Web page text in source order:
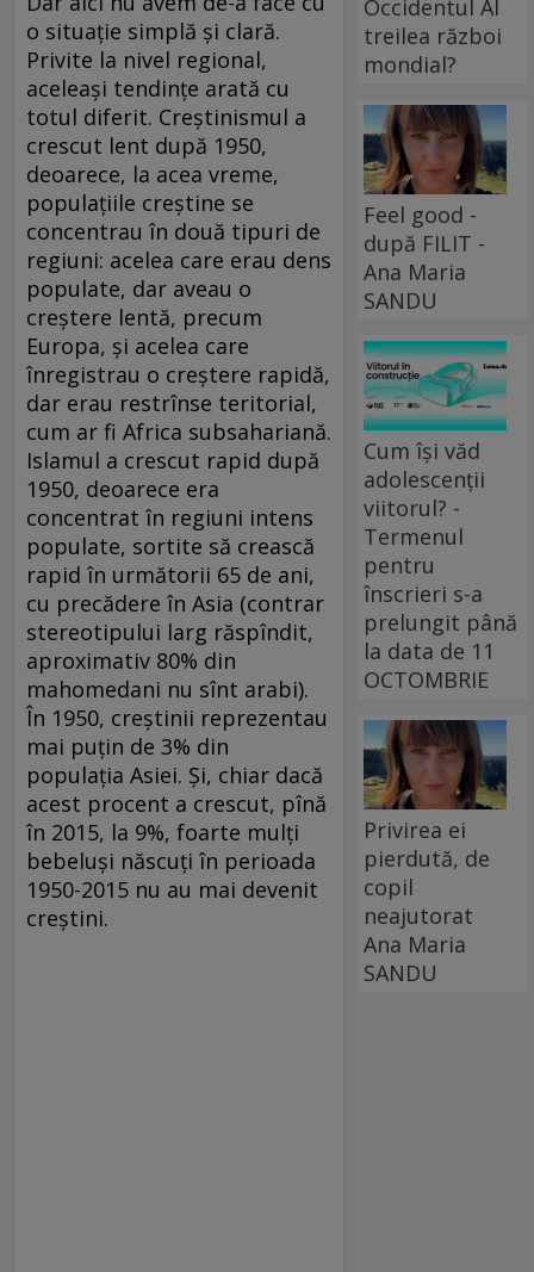
o situație simplă și clară.
Privite la nivel regional,
aceleași tendințe arată cu
totul diferit. Creștinismul a
crescut lent după 1950,
deoarece, la acea vreme,
populațiile creștine se
concentrau în două tipuri de
regiuni: acelea care erau dens
populate, dar aveau o
creștere lentă, precum
Europa, și acelea care
înregistrau o creștere rapidă,
dar erau restrînse teritorial,
cum ar fi Africa subsahariană.
Islamul a crescut rapid după
1950, deoarece era
concentrat în regiuni intens
populate, sortite să crească
rapid în următorii 65 de ani,
cu precădere în Asia (contrar
stereotipului larg răspîndit,
aproximativ 80% din
mahomedani nu sînt arabi).
În 1950, creștinii reprezentau
mai puțin de 3% din
populația Asiei. Și, chiar dacă
acest procent a crescut, pînă
în 2015, la 9%, foarte mulți
bebeluși născuți în perioada
1950-2015 nu au mai devenit
creștini.
Occidentul Al
treilea război
mondial?
Feel good -
după FILIT -
Ana Maria
SANDU
Cum își văd
adolescenții
viitorul? -
Termenul
pentru
înscrieri s-a
prelungit până
la data de 11
OCTOMBRIE
Privirea ei
pierdută, de
copil
neajutorat
Ana Maria
SANDU